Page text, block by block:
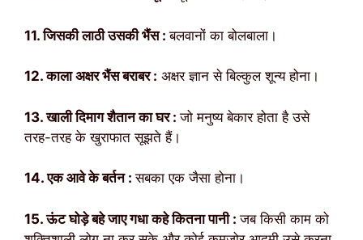
11. जिसकी लाठी उसकी भैंस :बलवानों का बोलबाला।
12. काला अक्षर भैंस बराबर : अक्षर ज्ञान से बिल्कुल शून्य होना।
13. खाली दिमाग शैतान का घर :जो मनुष्य बेकार होता है उसे
तरह-तरह के खुराफात सूझते हैं।
14. एक आवे के बर्तन :सबका एक जैसा होना।
15. ऊंट घोड़े बहे जाए गधा कहे कितना पानी :जब किसी काम को